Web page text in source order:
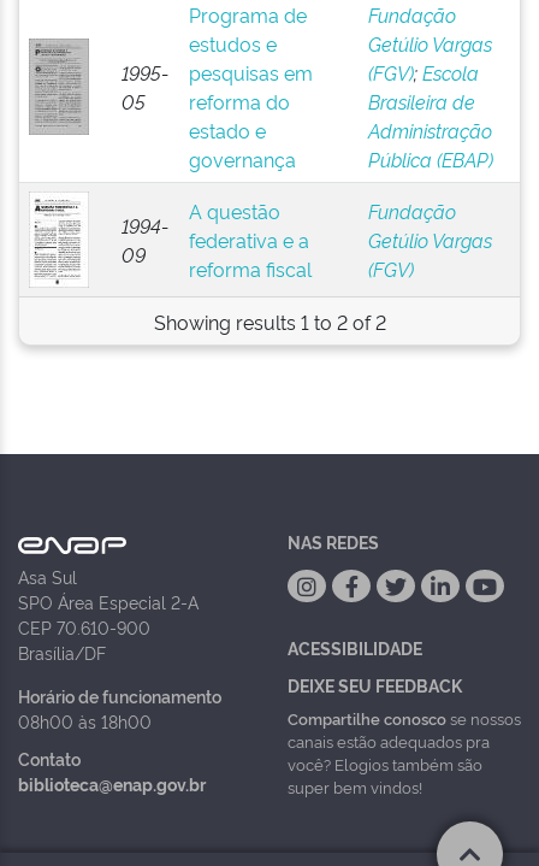
1995-
05
Programa de
estudos e
pesquisas em
reforma do
estado e
governança
Fundação
Getúlio Vargas
(FGV);Escola
Brasileira de
Administração
Pública (EBAP)
1994-
09
A questão
federativa e a
reforma fiscal
Fundação
Getúlio Vargas
(FGV)
Showing results 1 to 2 of 2
Asa Sul
SPO Área Especial 2-A
CEP 70.610-900
Brasília/DF
Horário de funcionamento
08h00 às 18h00
Contato
biblioteca@enap.gov.br
NAS REDES
ACESSIBILIDADE
DEIXE SEU FEEDBACK
Compartilhe conoscose nossos
canais estão adequados pra
você? Elogios também são
super bem vindos!